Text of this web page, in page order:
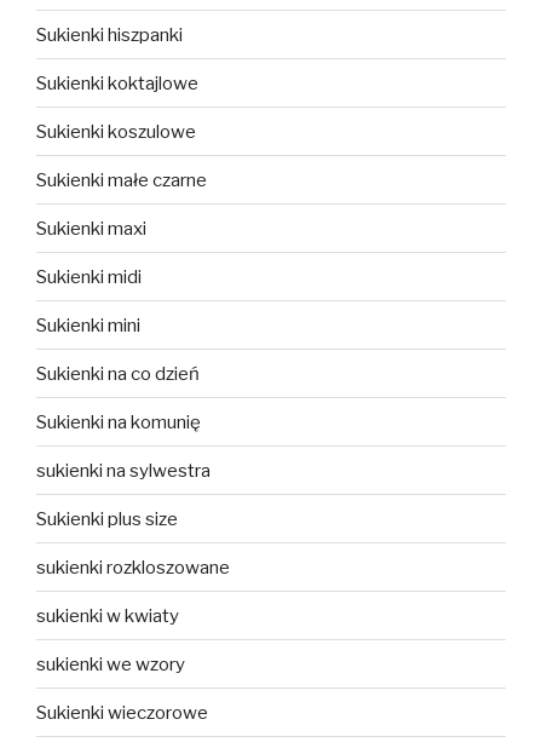
Sukienki hiszpanki
Sukienki koktajlowe
Sukienki koszulowe
Sukienki małe czarne
Sukienki maxi
Sukienki midi
Sukienki mini
Sukienki na co dzień
Sukienki na komunię
sukienki na sylwestra
Sukienki plus size
sukienki rozkloszowane
sukienki w kwiaty
sukienki we wzory
Sukienki wieczorowe